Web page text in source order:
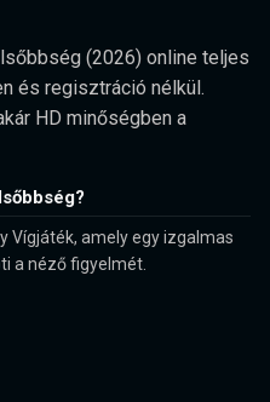
(2026) online teljes
és regisztráció nélkül.
HD minőségben a
Vígjáték, amely egy izgalmas
a néző figyelmét.